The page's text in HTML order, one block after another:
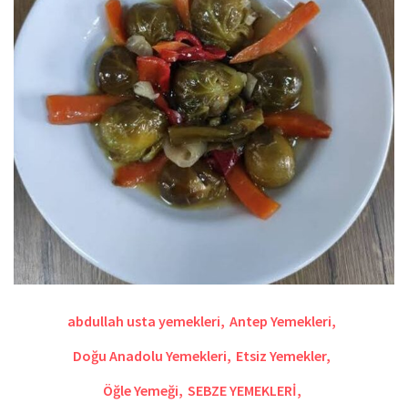
abdullah usta yemekleri, Antep Yemekleri,
Doğu Anadolu Yemekleri, Etsiz Yemekler,
Öğle Yemeği, SEBZE YEMEKLERİ,